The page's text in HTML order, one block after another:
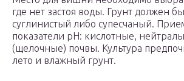
где нет застоя воды. Грунт должен
суглинистый либо супесчаный.
показатели рН: кислотные,
(щелочные) почвы. Культура
лето и влажный грунт.